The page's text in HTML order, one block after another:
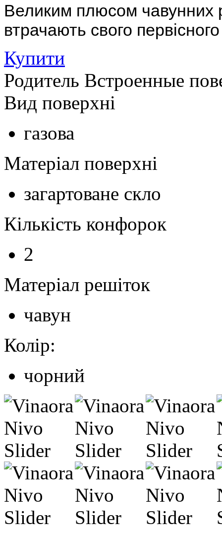
Великим плюсом чавунних
втрачають свого
Купити
Родитель Встроенные
Вид поверхні
газова
Матеріал поверхні
загартоване скло
Кількість конфорок
2
Матеріал решіток
чавун
Колір:
чорний